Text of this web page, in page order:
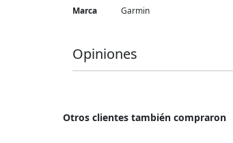
Más
Marca Garmin
Opiniones
Otros clientes también compraron